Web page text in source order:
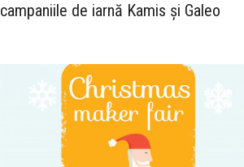
campaniile de iarnă Kamis și Galeo